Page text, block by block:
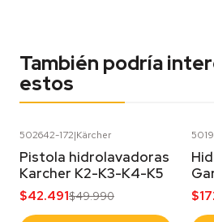
También podría
estos
502642-172|Kärcher
Pistola hidrolavadoras
Karcher K2-K3-K4-K5
$42.491$49.990